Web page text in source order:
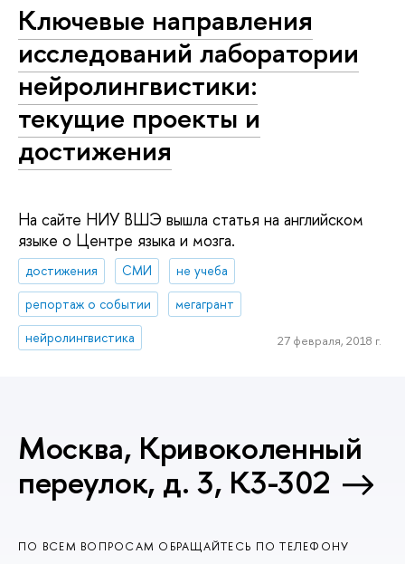
Ключевые направления
исследований лаборатории
нейролингвистики:
текущие проекты и
достижения
На сайте НИУ ВШЭ вышла статья на английском
языке о Центре языка и мозга.
достижения СМИ
не учеба
репортаж о событии
мегагрант
нейролингвистика
27 февраля, 2018 г.
Москва, Кривоколенный
переулок, д. 3, К3-302
ПО ВСЕМ ВОПРОСАМ ОБРАЩАЙТЕСЬ ПО ТЕЛЕФОНУ